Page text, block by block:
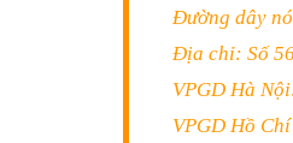
Đường dây
Địa chỉ: Số
VPGD Hà
VPGD Hồ